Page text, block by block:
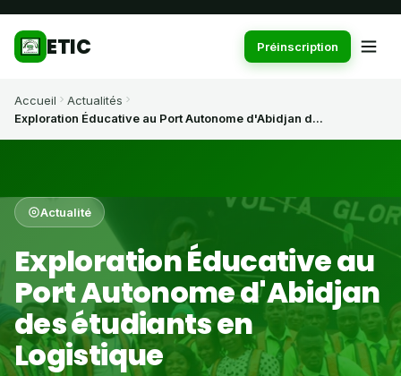
ETIC Préinscription
Accueil
Actualités
Exploration Éducative au Port Autonome d'Abidjan d...
Actualité
Exploration Éducative au
Port Autonome d'Abidjan
des étudiants en
Logistique